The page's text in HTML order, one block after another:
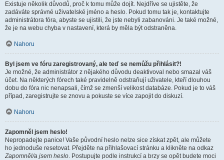
Existuje několik důvodů, proč k tomu může dojít. Nejdříve se ujistěte, že
zadáváte správné uživatelské jméno a heslo. Pokud tomu tak je, kontaktujte
administrátora fóra, abyste se ujistili, že jste nebyli zabanováni. Je také možné,
že je na webu chyba v nastavení, která by měla být odstraněna.
Nahoru
Byl jsem ve fóru zaregistrovaný, ale teď se nemůžu přihlásit?!
Je možné, že administrátor z nějakého důvodu deaktivoval nebo smazal váš
účet. Na některých fórech také pravidelně odstraňují uživatele, kteří dlouhou
dobu do fóra nic nenapsali, čímž se zmenší velikost databáze. Pokud je to váš
případ, zaregistrujte se znovu a pokuste se více zapojit do diskuzí.
Nahoru
Zapomněl jsem heslo!
Nepropadejte panice! Vaše původní heslo nelze sice získat zpět, ale můžete
ho jednoduše resetovat. Přejděte na přihlašovací stránku a klikněte na odkaz
Zapomněl/a jsem heslo. Postupujte podle instrukcí a brzy se opět budete moci